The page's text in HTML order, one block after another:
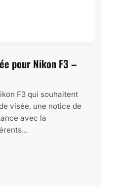
pour Nikon F3 –
F3 qui souhaitent
visée, une notice de
avec la